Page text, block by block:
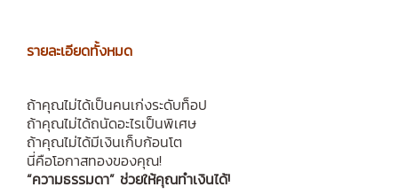
รายละเอียดทั้งหมด
ถ้าคุณไม่ได้เป็นคนเก่งระดับท็อป
ถ้าคุณไม่ได้ถนัดอะไรเป็นพิเศษ
ถ้าคุณไม่ได้มีเงินเก็บก้อนโต
นี่คือโอกาสทองของคุณ!
“ความธรรมดา” ช่วยให้คุณทำเงินได้!